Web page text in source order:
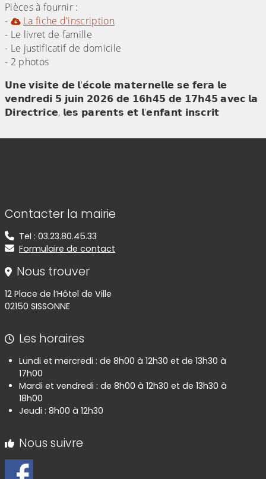
Pièces à fournir :
-
La fiche d'inscription
- Le livret de famille
- Le justificatif de domicile
- 2 photos
𝗨𝗻𝗲 𝘃𝗶𝘀𝗶𝘁𝗲 𝗱𝗲 𝗹'𝗲́𝗰𝗼𝗹𝗲 𝗺𝗮𝘁𝗲𝗿𝗻𝗲𝗹𝗹𝗲 𝘀𝗲 𝗳𝗲𝗿𝗮 𝗹𝗲
𝘃𝗲𝗻𝗱𝗿𝗲𝗱𝗶 𝟱 𝗷𝘂𝗶𝗻 𝟮𝟬𝟮𝟲 𝗱𝗲 𝟭𝟲𝗵𝟰𝟱 𝗱𝗲 𝟭𝟳𝗵𝟰𝟱 𝗮𝘃𝗲𝗰 𝗹𝗮
𝗗𝗶𝗿𝗲𝗰𝘁𝗿𝗶𝗰𝗲, 𝗹𝗲𝘀 𝗽𝗮𝗿𝗲𝗻𝘁𝘀 𝗲𝘁 𝗹'𝗲𝗻𝗳𝗮𝗻𝘁 𝗶𝗻𝘀𝗰𝗿𝗶𝘁
Informations de contact
Contacter la mairie
Tel : 03.23.80.45.33
Formulaire de contact
Nous trouver
12 Place de l’Hôtel de Ville
02150 SISSONNE
Les horaires
Lundi et mercredi : de 8h00 à 12h30 et de 13h30 à
17h00
Mardi et vendredi : de 8h00 à 12h30 et de 13h30 à
18h00
Jeudi : 8h00 à 12h30
Nous suivre